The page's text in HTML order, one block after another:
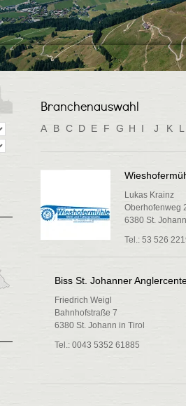
Branchenauswahl
A B C D E F G H I J K L
Lukas Krainz
Oberhofenweg
6380 St.
Tel.: 53 526
Biss St. Johanner
Friedrich Weigl
Bahnhofstraße 7
6380 St. Johann in Tirol
Tel.: 0043 5352 61885